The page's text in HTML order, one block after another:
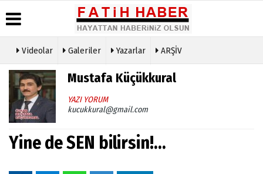
Haber
Arşivi
Günün
Haberleri
Biyografiler
Köşe
Yazarları
Galeri
Galeri
Videolar Galeriler Yazarlar ARŞİV
Mustafa Küçükkural
YAZI YORUM
kucukkural@gmail.com
Yine de SEN bilirsin!...